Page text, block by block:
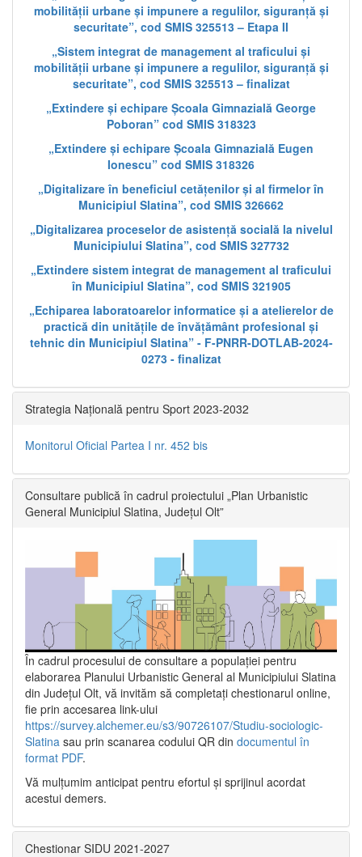
mobilității urbane și impunere a regulilor, siguranță și
securitate”, cod SMIS 325513 – Etapa II
„Sistem integrat de management al traficului și
mobilității urbane și impunere a regulilor, siguranță și
securitate”, cod SMIS 325513 – finalizat
„Extindere și echipare Școala Gimnazială George
Poboran” cod SMIS 318323
„Extindere și echipare Școala Gimnazială Eugen
Ionescu” cod SMIS 318326
„Digitalizare în beneficiul cetățenilor și al firmelor în
Municipiul Slatina”, cod SMIS 326662
„Digitalizarea proceselor de asistență socială la nivelul
Municipiului Slatina”, cod SMIS 327732
„Extindere sistem integrat de management al traficului
în Municipiul Slatina”, cod SMIS 321905
„Echiparea laboratoarelor informatice și a atelierelor de
practică din unitățile de învățământ profesional și
tehnic din Municipiul Slatina” - F-PNRR-DOTLAB-2024-
0273 - finalizat
Strategia Națională pentru Sport 2023-2032
Monitorul Oficial Partea I nr. 452 bis
Consultare publică în cadrul proiectului „Plan Urbanistic
General Municipiul Slatina, Județul Olt”
În cadrul procesului de consultare a populaţiei pentru
elaborarea Planului Urbanistic General al Municipiului Slatina
din Județul Olt, vă invităm să completați chestionarul online,
fie prin accesarea link-ului
https://survey.alchemer.eu/s3/90726107/Studiu-sociologic-
Slatina sau prin scanarea codului QR din documentul în
format PDF.
Vă mulţumim anticipat pentru efortul şi sprijinul acordat
acestui demers.
Chestionar SIDU 2021-2027